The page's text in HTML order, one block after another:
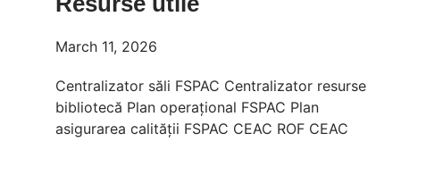
March 11, 2026
Centralizator săli FSPAC Centralizator resurse
bibliotecă Plan operațional FSPAC Plan
asigurarea calității FSPAC CEAC ROF CEAC